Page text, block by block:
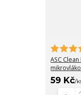
ASC
59 Kč/